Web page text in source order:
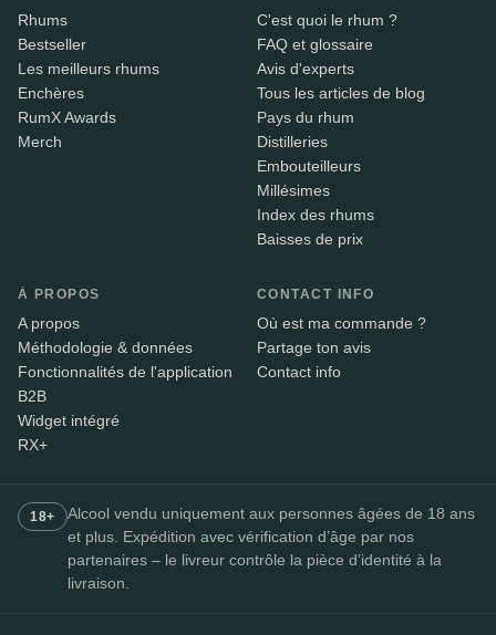
Rhums
Bestseller
Les meilleurs rhums
Enchères
RumX Awards
Merch
C'est quoi le rhum ?
FAQ et glossaire
Avis d'experts
Tous les articles de blog
Pays du rhum
Distilleries
Embouteilleurs
Millésimes
Index des rhums
Baisses de prix
À PROPOS
A propos
Méthodologie & données
Fonctionnalités de l'application
B2B
Widget intégré
RX+
CONTACT INFO
Où est ma commande ?
Partage ton avis
Contact info
18+
Alcool vendu uniquement aux personnes âgées de 18 ans
et plus. Expédition avec vérification d’âge par nos
partenaires – le livreur contrôle la pièce d’identité à la
livraison.